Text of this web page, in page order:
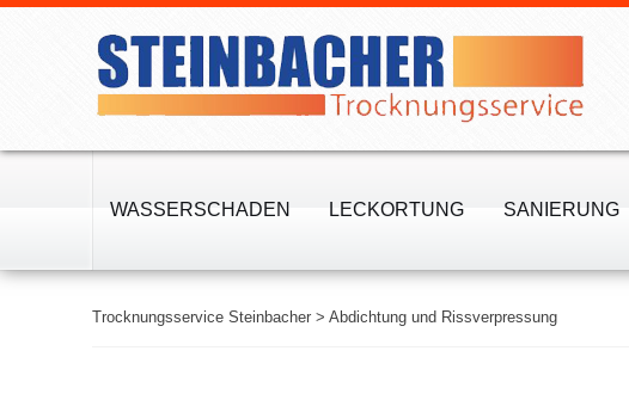
WASSERSCHADEN LECKORTUNG SANIERUNG
Trocknungsservice Steinbacher > Abdichtung und Rissverpressung
Impressum
Datenschutz